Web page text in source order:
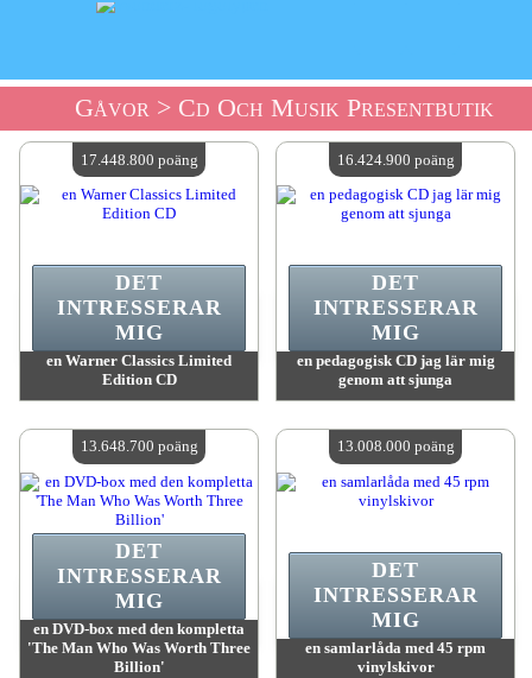
Gåvor> Cd Och Musik Presentbutik
en Warner Classics Limited
Edition CD
Antal tillgängliga:4
DET
INTRESSERAR
MIG
17.448.800 poäng
en pedagogisk CD jag lär mig
genom att sjunga
Antal tillgängliga:4
DET
INTRESSERAR
MIG
16.424.900 poäng
en DVD-box med den kompletta
'The Man Who Was Worth Three
Billion'
DET
INTRESSERAR
MIG
13.648.700 poäng
en samlarlåda med 45 rpm
vinylskivor
DET
INTRESSERAR
MIG
13.008.000 poäng